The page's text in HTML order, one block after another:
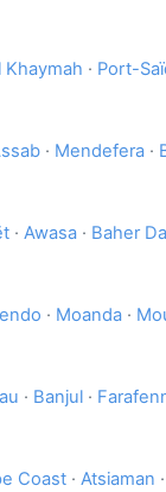
Khaymah · Port-
· Mendefera ·
· Awasa · Baher
· Moanda ·
· Banjul ·
Coast · Atsiaman ·